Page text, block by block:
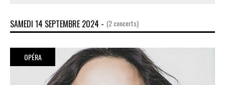
SAMEDI 14 SEPTEMBRE 2024 - (2 concerts)
OPÉRA